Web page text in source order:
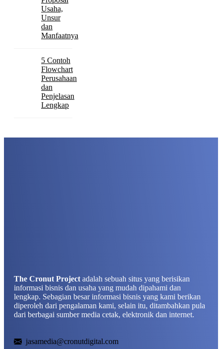
Usaha,
Unsur
dan
Manfaatnya
5 Contoh
Flowchart
Perusahaan
dan
Penjelasan
Lengkap
The Cronut Project adalah sebuah situs yang berisikan
informasi bisnis dan usaha yang mudah dipahami dan
lengkap. Sebagian besar informasi bisnis yang kami berikan
diperoleh dari pengalaman kami, selain itu, ditambahkan pula
dari berbagai sumber media cetak, elektronik dan internet.
jasamedia@cronutdigital.com